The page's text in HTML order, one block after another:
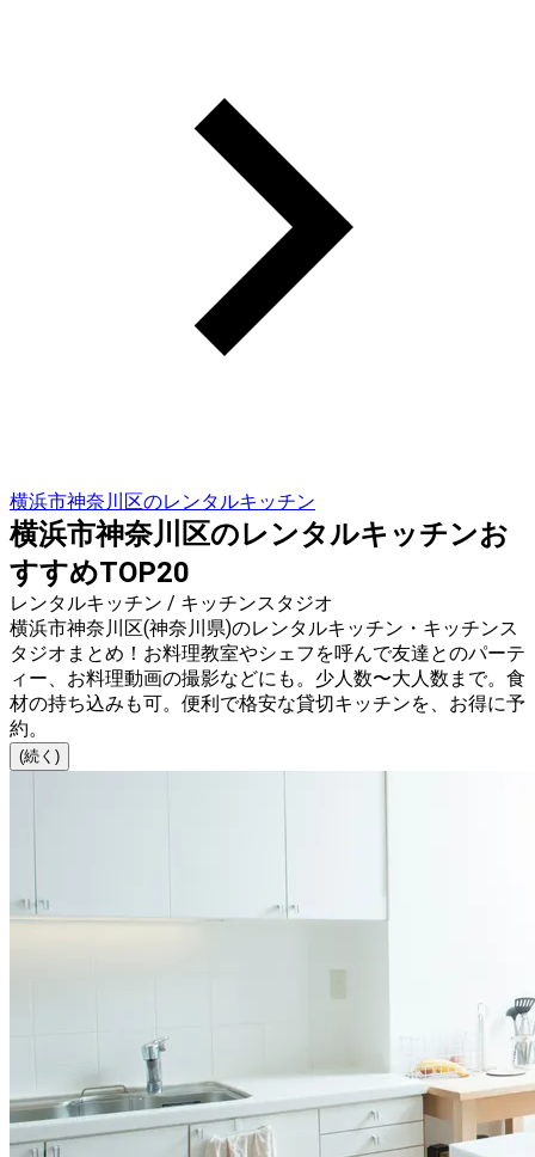
横浜市神奈川区のレンタルキッチン
横浜市神奈川区のレンタルキッチンお
すすめTOP20
レンタルキッチン / キッチンスタジオ
横浜市神奈川区(神奈川県)のレンタルキッチン・キッチンス
タジオまとめ！お料理教室やシェフを呼んで友達とのパーテ
ィー、お料理動画の撮影などにも。少人数〜大人数まで。食
材の持ち込みも可。便利で格安な貸切キッチンを、お得に予
約。
(続く)